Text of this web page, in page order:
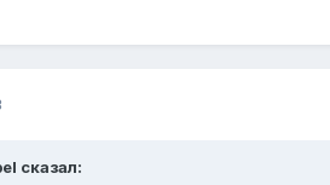
сказал: